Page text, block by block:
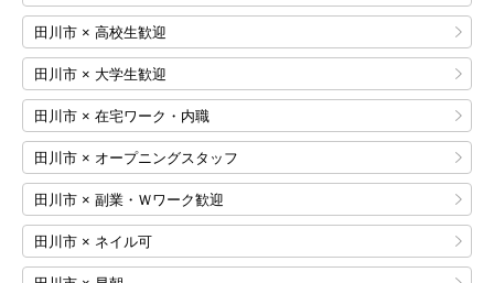
田川市 × 高校生歓迎
田川市 × 大学生歓迎
田川市 × 在宅ワーク・内職
田川市 × オープニングスタッフ
田川市 × 副業・Ｗワーク歓迎
田川市 × ネイル可